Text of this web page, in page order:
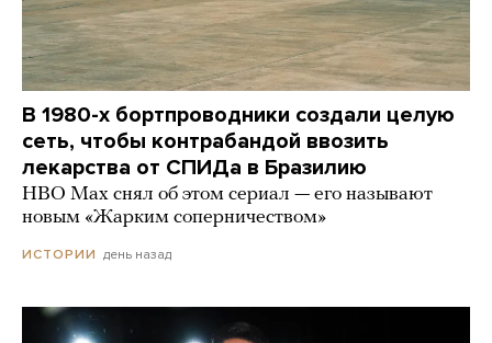
В 1980-х бортпроводники создали целую
сеть, чтобы контрабандой ввозить
лекарства от СПИДа в Бразилию
HBO Max снял об этом сериал — его называют
новым «Жарким соперничеством»
ИСТОРИИ день назад